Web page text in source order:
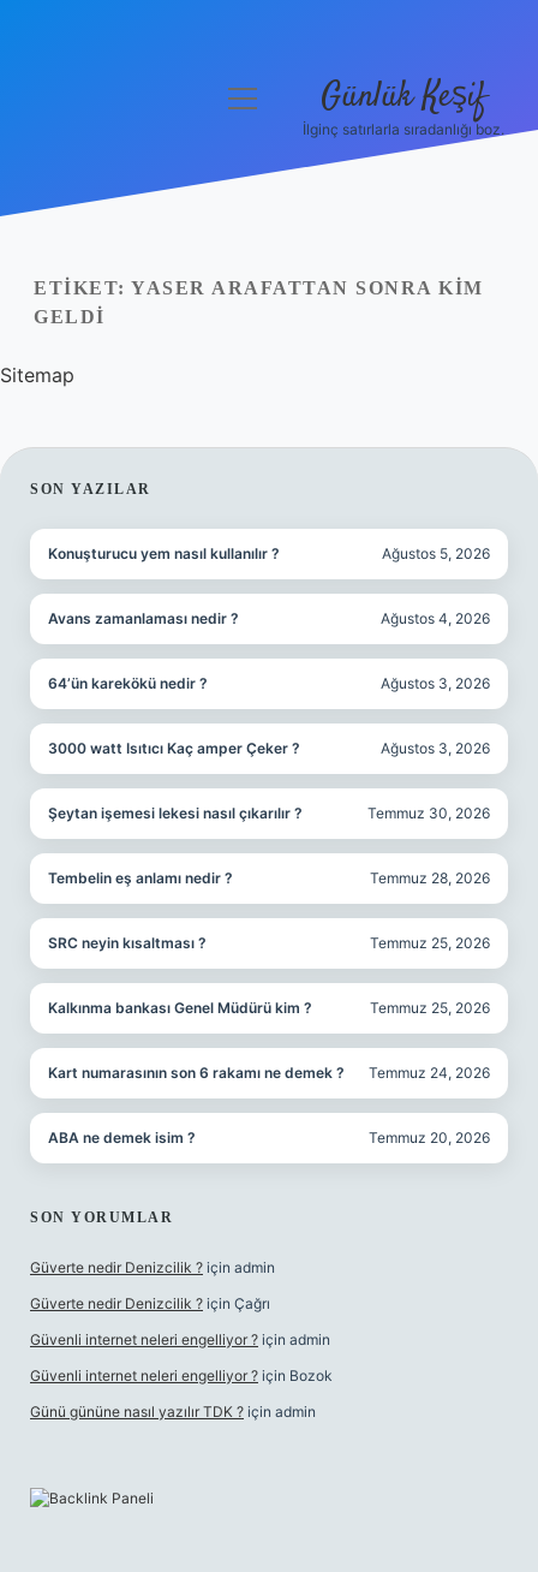
Yasal Uyarı
menüyü
Günlük Keşif
İlginç satırlarla sıradanlığı boz.
ETIKET: YASER ARAFATTAN SONRA KIM
GELDI
Sitemap
SIDEBAR
SON YAZILAR
Konuşturucu yem nasıl kullanılır ? Ağustos 5, 2026
Avans zamanlaması nedir ? Ağustos 4, 2026
64’ün karekökü nedir ? Ağustos 3, 2026
3000 watt Isıtıcı Kaç amper Çeker ? Ağustos 3, 2026
Şeytan işemesi lekesi nasıl çıkarılır ? Temmuz 30, 2026
Tembelin eş anlamı nedir ? Temmuz 28, 2026
SRC neyin kısaltması ? Temmuz 25, 2026
Kalkınma bankası Genel Müdürü kim ? Temmuz 25, 2026
Kart numarasının son 6 rakamı ne demek ? Temmuz 24, 2026
ABA ne demek isim ? Temmuz 20, 2026
SON YORUMLAR
Güverte nedir Denizcilik ? için admin
Güverte nedir Denizcilik ? için Çağrı
Güvenli internet neleri engelliyor ? için admin
Güvenli internet neleri engelliyor ? için Bozok
Günü gününe nasıl yazılır TDK ? için admin